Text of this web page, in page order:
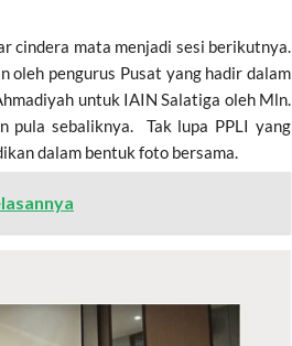
cindera mata menjadi sesi berikutnya.
oleh pengurus Pusat yang hadir dalam
untuk IAIN Salatiga oleh Mln.
pula sebaliknya. Tak lupa PPLI yang
dalam bentuk foto bersama.